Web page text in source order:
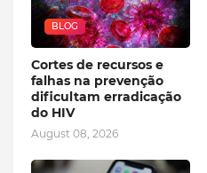
BLOG
Cortes de recursos e
falhas na prevenção
dificultam erradicação
do HIV
August 08, 2026